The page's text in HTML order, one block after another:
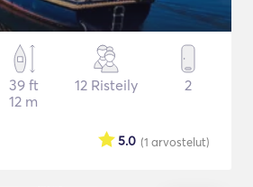
39 ft
12 m
12 Risteily 2
(1 arvostelut)
5.0